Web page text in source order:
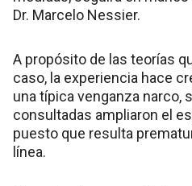
Dr. Marcelo Nessier.
A propósito de las teorías
caso, la experiencia hace
una típica venganza narco,
consultadas ampliaron el
puesto que resulta
línea.